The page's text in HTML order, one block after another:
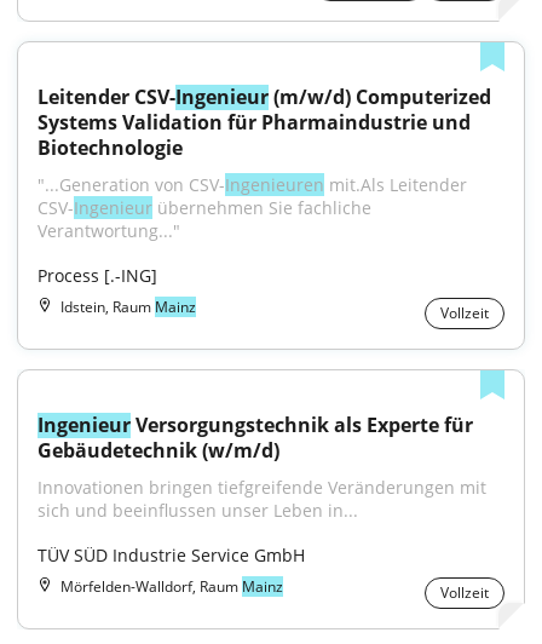
Leitender CSV-Ingenieur (m/w/d) Computerized
Systems Validation für Pharmaindustrie und
Biotechnologie
"...Generation von CSV-Ingenieuren mit.Als Leitender
CSV-Ingenieur übernehmen Sie fachliche
Verantwortung..."
Process [.-ING]
Idstein, Raum Mainz Vollzeit
Ingenieur Versorgungstechnik als Experte für
Gebäudetechnik (w/m/d)
Innovationen bringen tiefgreifende Veränderungen mit
sich und beeinflussen unser Leben in...
TÜV SÜD Industrie Service GmbH
Mörfelden-Walldorf, Raum Mainz Vollzeit